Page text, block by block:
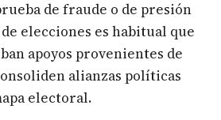
de fraude o de presión
elecciones es habitual que
apoyos provenientes de
alianzas políticas
electoral.